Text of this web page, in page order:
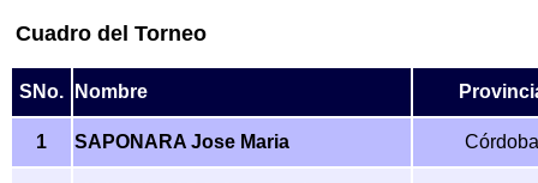
Cuadro del Torneo
SNo. Nombre
1 SAPONARA Jose Maria Córdoba